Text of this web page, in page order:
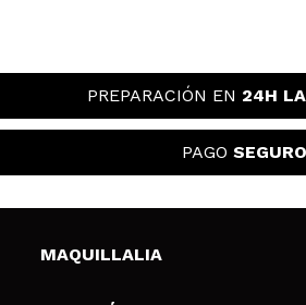
PREPARACIÓN EN 24H
PAGO SEGURO
MAQUILLALIA